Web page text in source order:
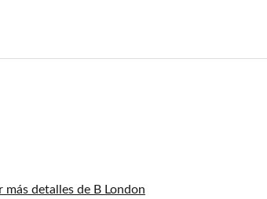
más detalles de B London